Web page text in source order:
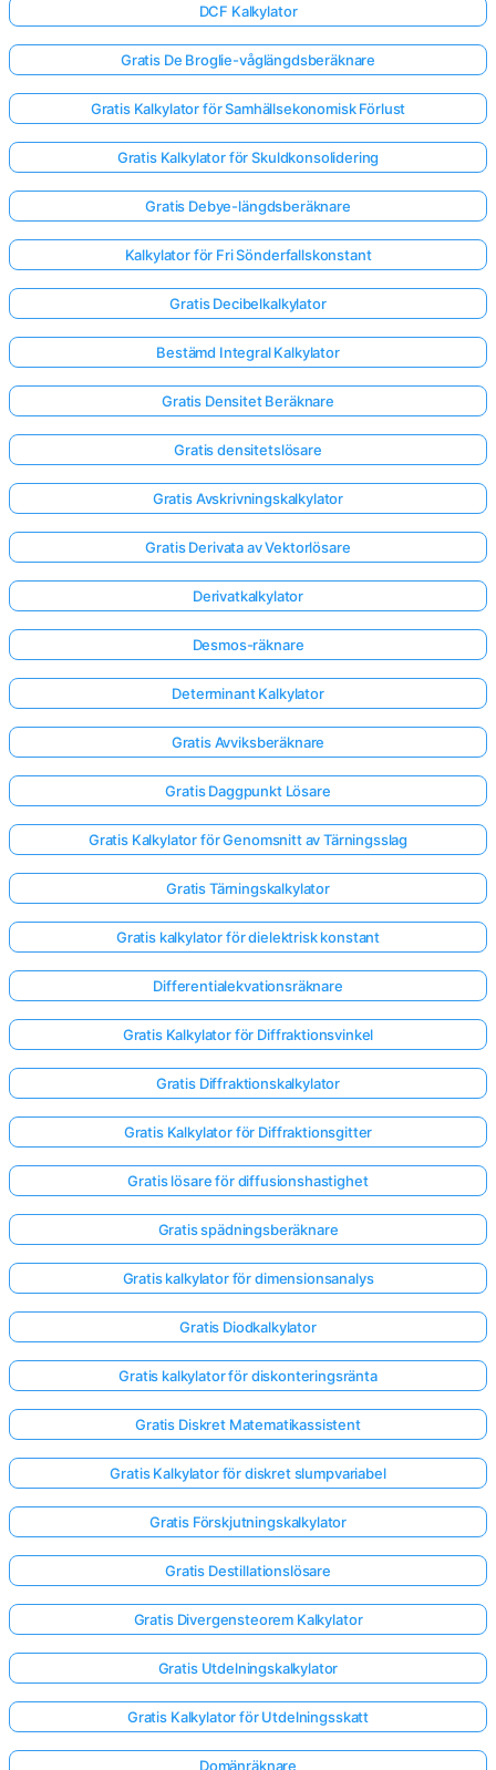
Logga
in
här!
DCF Kalkylator
Gratis De Broglie-våglängdsberäknare
Gratis Kalkylator för Samhällsekonomisk Förlust
Gratis Kalkylator för Skuldkonsolidering
Gratis Debye-längdsberäknare
Kalkylator för Fri Sönderfallskonstant
Gratis Decibelkalkylator
Bestämd Integral Kalkylator
Gratis Densitet Beräknare
Gratis densitetslösare
Gratis Avskrivningskalkylator
Gratis Derivata av Vektorlösare
Derivatkalkylator
Desmos-räknare
Determinant Kalkylator
Gratis Avviksberäknare
Gratis Daggpunkt Lösare
Gratis Kalkylator för Genomsnitt av Tärningsslag
Gratis Tärningskalkylator
Gratis kalkylator för dielektrisk konstant
Differentialekvationsräknare
Gratis Kalkylator för Diffraktionsvinkel
Gratis Diffraktionskalkylator
Gratis Kalkylator för Diffraktionsgitter
Gratis lösare för diffusionshastighet
Gratis spädningsberäknare
Gratis kalkylator för dimensionsanalys
Gratis Diodkalkylator
Gratis kalkylator för diskonteringsränta
Gratis Diskret Matematikassistent
Gratis Kalkylator för diskret slumpvariabel
Gratis Förskjutningskalkylator
Gratis Destillationslösare
Gratis Divergensteorem Kalkylator
Gratis Utdelningskalkylator
Gratis Kalkylator för Utdelningsskatt
Domänräknare